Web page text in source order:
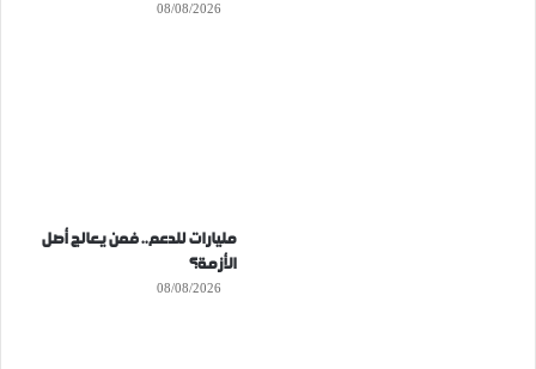
08/08/2026
مليارات للدعم.. فمن يعالج أصل
الأزمة؟
08/08/2026